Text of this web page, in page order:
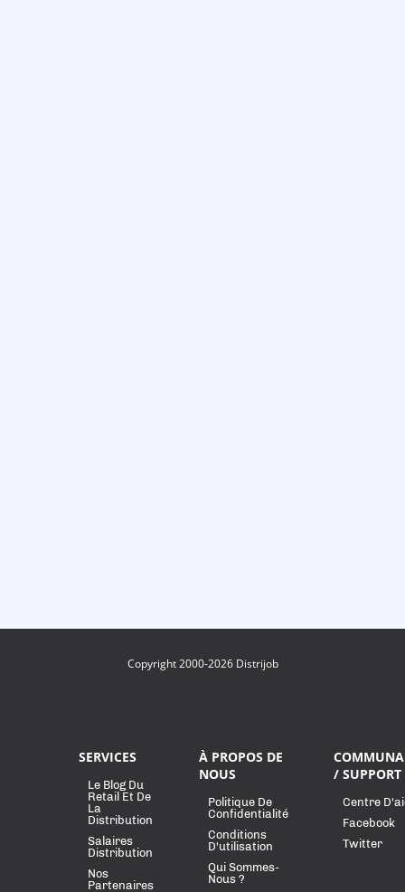
Copyright 2000-2026 Distrijob
SERVICES
Le Blog Du
Retail Et De
La
Distribution
Salaires
Distribution
Nos
Partenaires
À PROPOS DE
NOUS
Politique De
Confidentialité
Conditions
D'utilisation
Qui Sommes-
Nous ?
/ SUPPORT
Centre
Facebook
Twitter